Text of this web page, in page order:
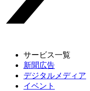
サービス一覧
新聞広告
デジタルメディア
イベント